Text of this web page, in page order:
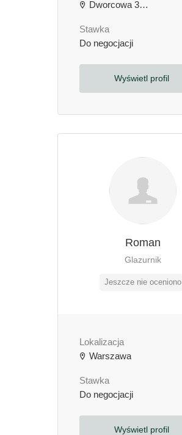
Dworcowa 3b, 64-000 Kościan, Polska
Stawka
Do negocjacji
Wyświetl profil
Roman
Glazurnik
Jeszcze nie oceniono
Lokalizacja
Warszawa
Stawka
Do negocjacji
Wyświetl profil